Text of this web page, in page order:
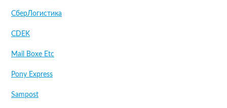
СберЛогистика
CDEK
Mail Boxe Etc
Pony Express
Sampost